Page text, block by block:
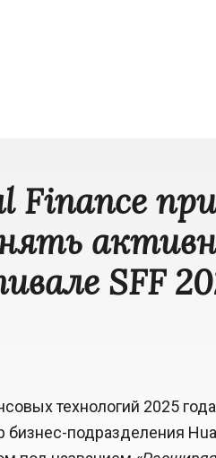
Finance
SFF
технологий 2025
бизнес-подразделения